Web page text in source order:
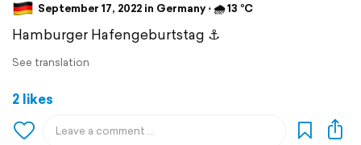
September 17, 2022 in Germany ⋅ 🌧 13 °C
Hamburger Hafengeburtstag ⚓️
See translation
2 likes